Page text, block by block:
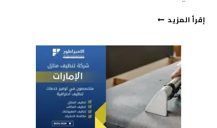
إقرأ المزيدشركة
|
نظافة
شاملة
ومكافحة
حشرات